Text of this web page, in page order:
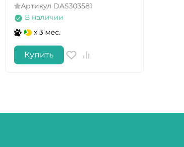
Артикул DAS303581
В наличии
x 3 мес.
Купить